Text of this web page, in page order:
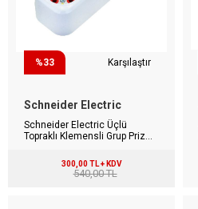
%33 Karşılaştır
Schneider Electric
Schneider Electric Üçlü
Topraklı Klemensli Grup Priz
300,00 TL + KDV
540,00 TL